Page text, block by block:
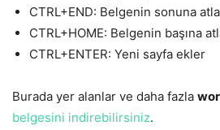
CTRL+END: Belgenin sonuna
CTRL+HOME: Belgenin başına
CTRL+ENTER: Yeni sayfa ekler
Burada yer alanlar ve daha fazla
belgesini indirebilirsiniz.